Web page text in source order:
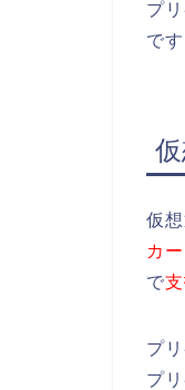
プ
で
仮
カ
で
プ
プ